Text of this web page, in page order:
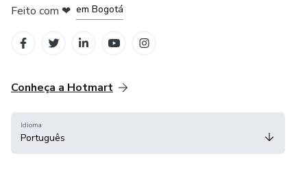
Feito com ❤ em Bogotá
Conheça a Hotmart
Idioma
Português